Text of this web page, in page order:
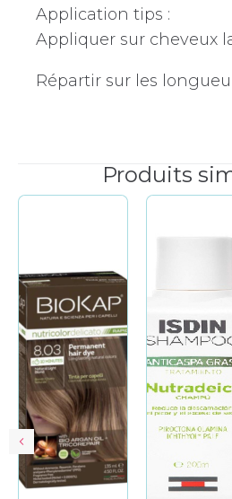
Application tips :
Appliquer sur cheveux
Répartir sur les longueu
Produits